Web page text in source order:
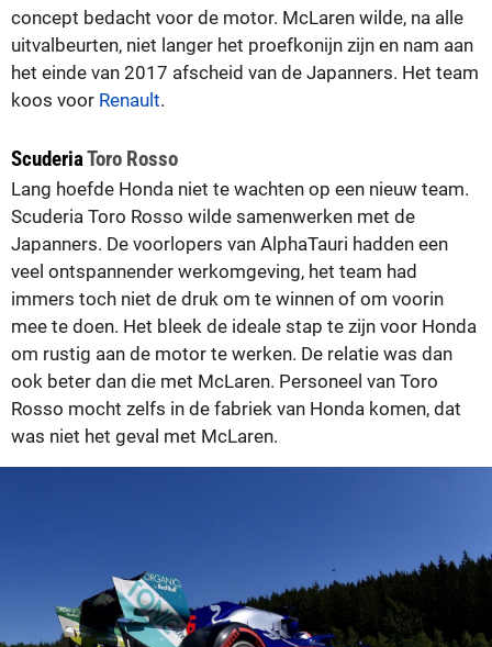
concept bedacht voor de motor. McLaren wilde, na alle
uitvalbeurten, niet langer het proefkonijn zijn en nam aan
het einde van 2017 afscheid van de Japanners. Het team
koos voor Renault.
ScuderiaToro Rosso
Lang hoefde Honda niet te wachten op een nieuw team.
Scuderia Toro Rosso wilde samenwerken met de
Japanners. De voorlopers van AlphaTauri hadden een
veel ontspannender werkomgeving, het team had
immers toch niet de druk om te winnen of om voorin
mee te doen. Het bleek de ideale stap te zijn voor Honda
om rustig aan de motor te werken. De relatie was dan
ook beter dan die met McLaren. Personeel van Toro
Rosso mocht zelfs in de fabriek van Honda komen, dat
was niet het geval met McLaren.